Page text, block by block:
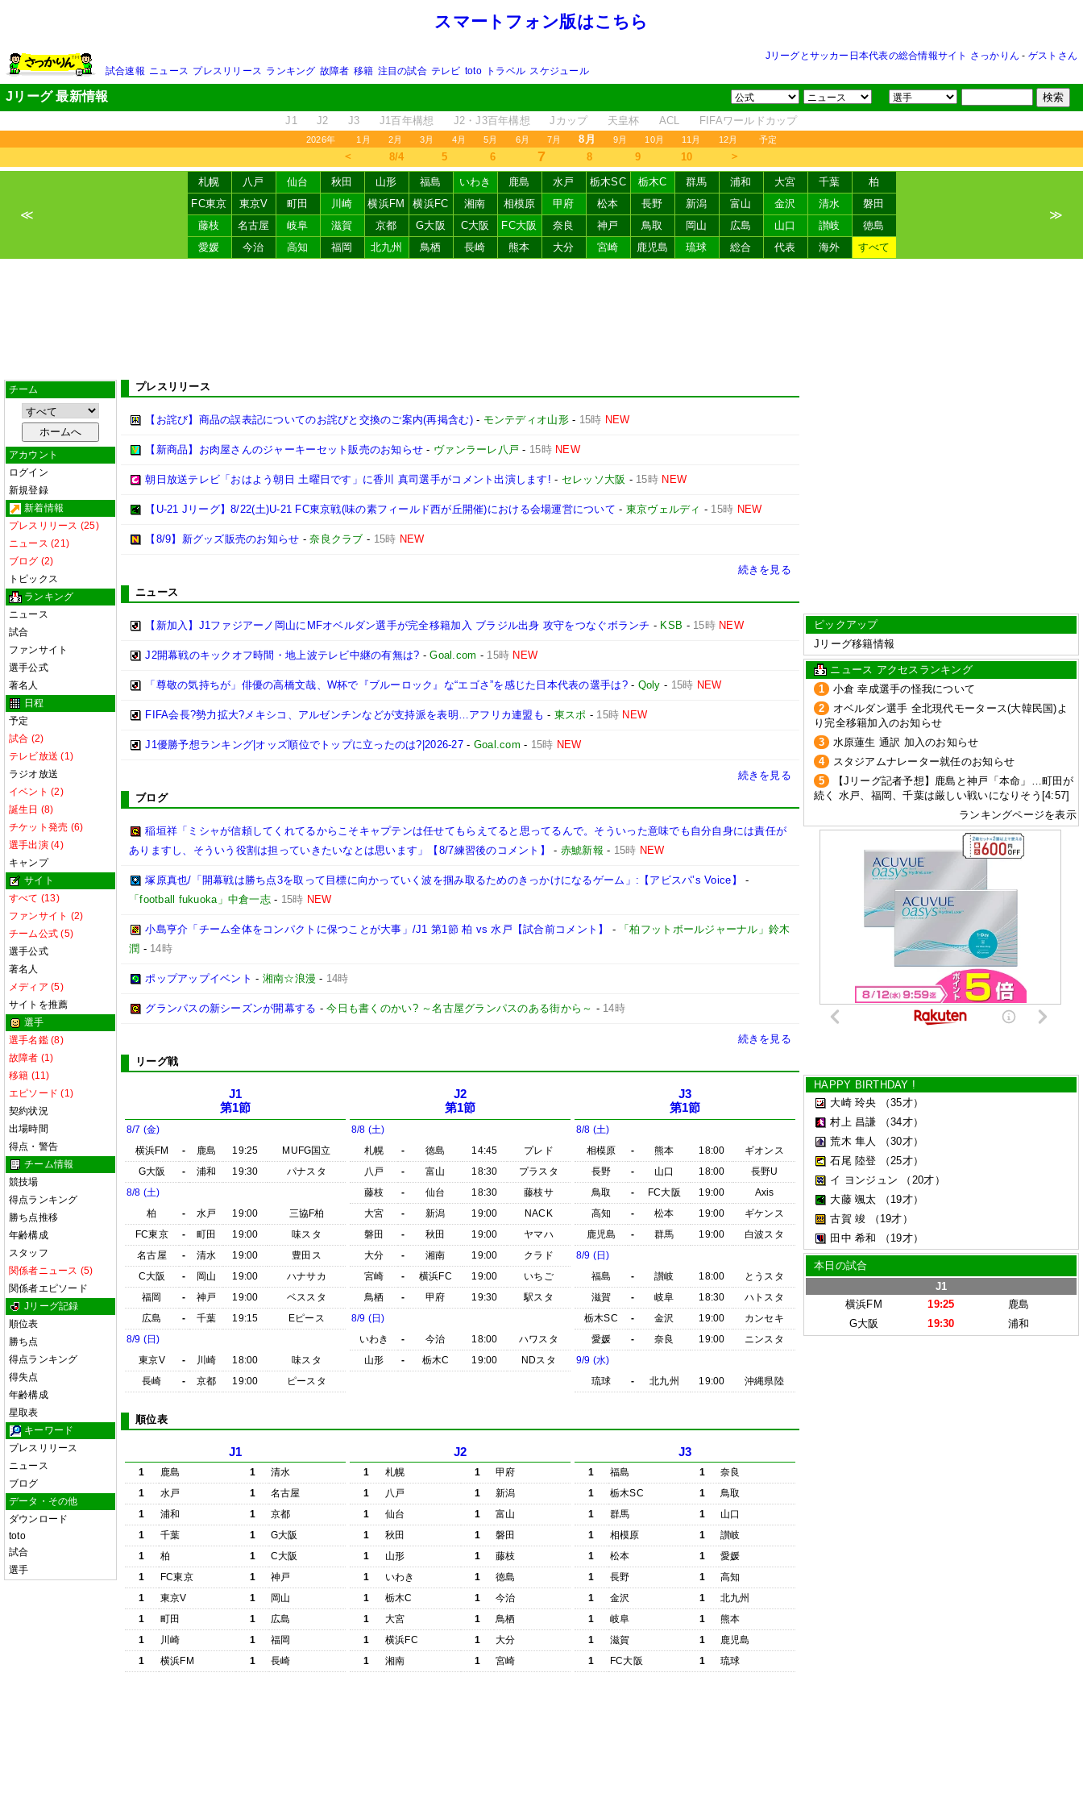
スマートフォン版はこちら
Jリーグとサッカー日本代表の総合情報サイト さっかりん - ゲストさん
試合速報 ニュース プレスリリース ランキング 故障者 移籍 注目の試合 テレビ toto トラベル スケジュール
Jリーグ 最新情報
J1 J2 J3 J1百年構想 J2・J3百年構想 Jカップ 天皇杯 ACL FIFAワールドカップ
2026年 1月 2月 3月 4月 5月 6月 7月 8月 9月 10月 11月 12月 予定
＜ 8/4 5 6 7 8 9 10 ＞
≪
札幌 八戸 仙台 秋田 山形 福島 いわき 鹿島 水戸 栃木SC 栃木C 群馬 浦和 大宮 千葉
柏
FC東京
東京V 町田 川崎 横浜FM 横浜FC 湘南 相模原 甲府 松本 長野 新潟 富山 金沢 清水
磐田
藤枝
名古屋 岐阜 滋賀 京都 G大阪 C大阪 FC大阪 奈良 神戸 鳥取 岡山 広島 山口 讃岐
徳島
愛媛
今治 高知 福岡 北九州 鳥栖 長崎 熊本 大分 宮崎 鹿児島 琉球 総合 代表 海外 すべて
≫
チーム
アカウント
ログイン
新規登録
新着情報
プレスリリース (25)
ニュース (21)
ブログ (2)
トピックス
ランキング
ニュース
試合
ファンサイト
選手公式
著名人
日程
予定
試合 (2)
テレビ放送 (1)
ラジオ放送
イベント (2)
誕生日 (8)
チケット発売 (6)
選手出演 (4)
キャンプ
サイト
すべて (13)
ファンサイト (2)
チーム公式 (5)
選手公式
著名人
メディア (5)
サイトを推薦
選手
選手名鑑 (8)
故障者 (1)
移籍 (11)
エピソード (1)
契約状況
出場時間
得点・警告
チーム情報
競技場
得点ランキング
勝ち点推移
年齢構成
スタッフ
関係者ニュース (5)
関係者エピソード
Jリーグ記録
順位表
勝ち点
得点ランキング
得失点
年齢構成
星取表
キーワード
プレスリリース
ニュース
ブログ
データ・その他
ダウンロード
toto
試合
選手
プレスリリース
【お詫び】商品の誤表記についてのお詫びと交換のご案内(再掲含む)- モンテディオ山形- 15時 NEW
【新商品】お肉屋さんのジャーキーセット販売のお知らせ - ヴァンラーレ八戸 - 15時 NEW
朝日放送テレビ「おはよう朝日 土曜日です」に香川 真司選手がコメント出演します! - セレッソ大阪 - 15時 NEW
【U-21 Jリーグ】8/22(土)U-21 FC東京戦(味の素フィールド西が丘開催)における会場運営について - 東京ヴェルディ - 15時 NEW
【8/9】新グッズ販売のお知らせ -奈良クラブ - 15時 NEW
続きを見る
ニュース
【新加入】J1ファジアーノ岡山にMFオベルダン選手が完全移籍加入 ブラジル出身 攻守をつなぐボランチ - KSB - 15時 NEW
J2開幕戦のキックオフ時間・地上波テレビ中継の有無は? -Goal.com - 15時 NEW
「尊敬の気持ちが」俳優の高橋文哉、W杯で『ブルーロック』な“エゴさ”を感じた日本代表の選手は?- Qoly - 15時 NEW
FIFA会長?勢力拡大?メキシコ、アルゼンチンなどが支持派を表明…アフリカ連盟も - 東スポ - 15時 NEW
J1優勝予想ランキング|オッズ順位でトップに立ったのは?|2026-27- Goal.com - 15時 NEW
続きを見る
ブログ
稲垣祥「ミシャが信頼してくれてるからこそキャプテンは任せてもらえてると思ってるんで。そういった意味でも自分自身には責任が
ありますし、そういう役割は担っていきたいなとは思います」【8/7練習後のコメント】
- 赤鯱新報 - 15時 NEW
塚原真也/「開幕戦は勝ち点3を取って目標に向かっていく波を掴み取るためのきっかけになるゲーム」:【アビスパ’s Voice】
-
「football fukuoka」中倉一志- 15時 NEW
小島亨介「チーム全体をコンパクトに保つことが大事」/J1 第1節 柏 vs 水戸【試合前コメント】 -
「柏フットボールジャーナル」鈴木
潤 - 14時
ポップアップイベント - 湘南☆浪漫 - 14時
グランパスの新シーズンが開幕する -今日も書くのかい? ～名古屋グランパスのある街から～ - 14時
続きを見る
リーグ戦
J1
第1節
8/7 (金)
横浜FM
- 鹿島 19:25
MUFG国立
G大阪
- 浦和 19:30
パナスタ
8/8 (土)
柏
- 水戸 19:00
三協F柏
FC東京
- 町田 19:00
味スタ
名古屋
- 清水 19:00
豊田ス
C大阪
- 岡山 19:00
ハナサカ
福岡
- 神戸 19:00
ベススタ
広島
- 千葉 19:15
Eピース
8/9 (日)
東京V
- 川崎 18:00
味スタ
長崎
- 京都 19:00 ピースタ
J2
第1節
8/8 (土)
札幌
- 徳島 14:45
プレド
八戸
- 富山 18:30
プラスタ
藤枝
- 仙台 18:30
藤枝サ
大宮
- 新潟 19:00
NACK
磐田
- 秋田 19:00
ヤマハ
大分
- 湘南 19:00
クラド
宮崎
- 横浜FC 19:00
いちご
鳥栖
- 甲府 19:30
駅スタ
8/9 (日)
いわき
- 今治 18:00
ハワスタ
山形
- 栃木C 19:00 NDスタ
J3
第1節
8/8 (土)
相模原
- 熊本 18:00
ギオンス
長野
- 山口 18:00
長野U
鳥取
- FC大阪 19:00
Axis
高知
- 松本 19:00
ギケンス
鹿児島
- 群馬 19:00
白波スタ
8/9 (日)
福島
- 讃岐 18:00
とうスタ
滋賀
- 岐阜 18:30
ハトスタ
栃木SC
- 金沢 19:00
カンセキ
愛媛
- 奈良 19:00
ニンスタ
9/9 (水)
琉球
- 北九州 19:00 沖縄県陸
順位表
J1
1 鹿島 1
清水
1
水戸 1
名古屋
1
浦和 1
京都
1
千葉 1
G大阪
1
柏 1
C大阪
1
FC東京 1
神戸
1
東京V 1
岡山
1
町田 1
広島
1
川崎 1
福岡
1
横浜FM 1 長崎
J2
1 札幌 1
甲府
1
八戸 1
新潟
1
仙台 1
富山
1
秋田 1
磐田
1
山形 1
藤枝
1
いわき 1
徳島
1
栃木C 1
今治
1
大宮 1
鳥栖
1
横浜FC 1
大分
1
湘南 1 宮崎
J3
1 福島 1
奈良
1
栃木SC 1
鳥取
1
群馬 1
山口
1
相模原 1
讃岐
1
松本 1
愛媛
1
長野 1
高知
1
金沢 1
北九州
1
岐阜 1
熊本
1
滋賀 1
鹿児島
1
FC大阪 1 琉球
ピックアップ
Jリーグ移籍情報
ニュース アクセスランキング
1
小倉 幸成選手の怪我について
2
オベルダン選手 全北現代モータース(大韓民国)よ
り完全移籍加入のお知らせ
3
水原蓮生 通訳 加入のお知らせ
4
スタジアムナレーター就任のお知らせ
5
【Jリーグ記者予想】鹿島と神戸「本命」…町田が
続く 水戸、福岡、千葉は厳しい戦いになりそう[4:57]
ランキングページを表示
HAPPY BIRTHDAY !
大崎 玲央
（35才）
村上 昌謙
（34才）
荒木 隼人
（30才）
石尾 陸登
（25才）
イ ヨンジュン
（20才）
大藤 颯太
（19才）
古賀 竣
（19才）
田中 希和
（19才）
本日の試合
J1
横浜FM
19:25
鹿島
G大阪
19:30 浦和